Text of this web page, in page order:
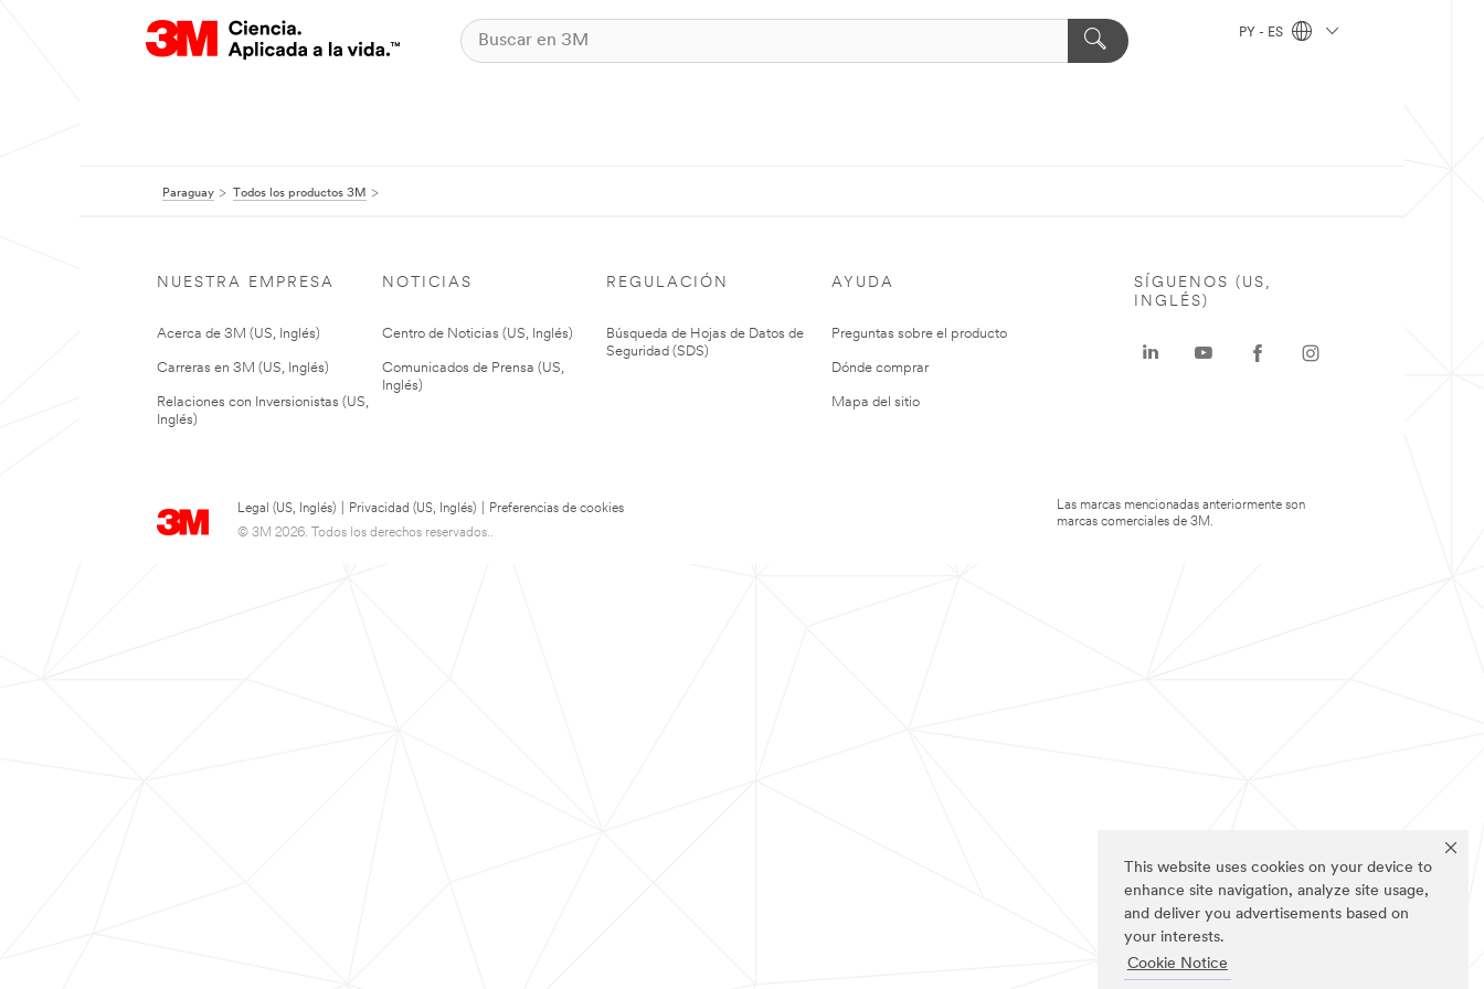
This website uses cookies on your device to
enhance site navigation, analyze site usage,
and deliver you advertisements based on
your interests.
Cookie Notice
PY - ES
Paraguay Todos los productos 3M
NUESTRA EMPRESA
Acerca de 3M (US, Inglés)
Carreras en 3M (US, Inglés)
Relaciones con Inversionistas (US,
Inglés)
NOTICIAS
Centro de Noticias (US, Inglés)
Comunicados de Prensa (US,
Inglés)
REGULACIÓN
Búsqueda de Hojas de Datos de
Seguridad (SDS)
AYUDA
Preguntas sobre el producto
Dónde comprar
Mapa del sitio
Legal (US, Inglés) Privacidad (US, Inglés)
Preferencias de cookies
© 3M 2026. Todos los derechos reservados..
SÍGUENOS (US,
INGLÉS)
Las marcas mencionadas anteriormente son
marcas comerciales de 3M.